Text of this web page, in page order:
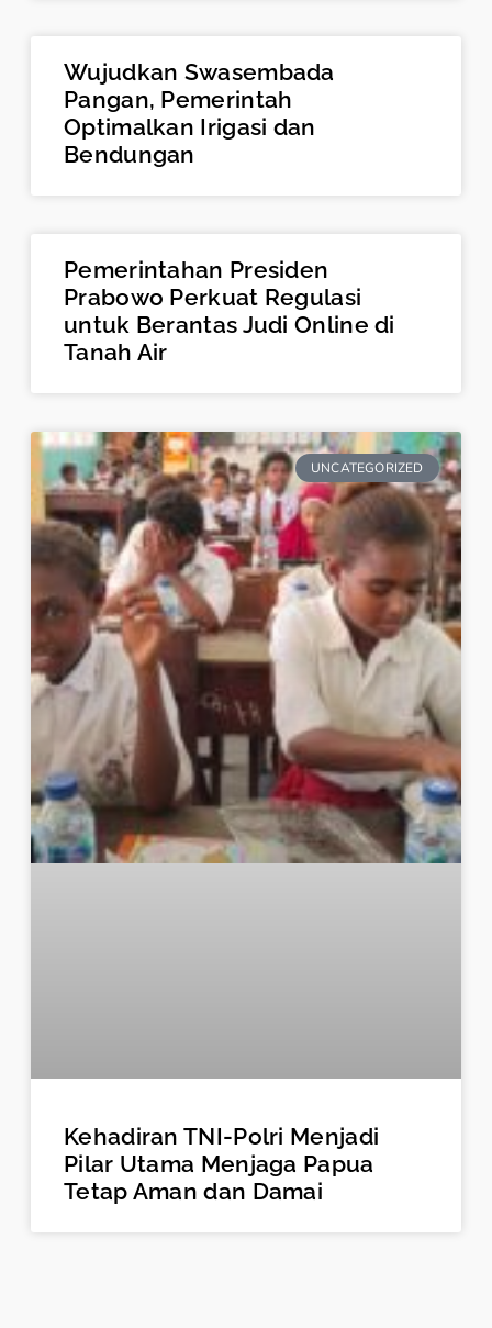
Wujudkan Swasembada
Pangan, Pemerintah
Optimalkan Irigasi dan
Bendungan
Pemerintahan Presiden
Prabowo Perkuat Regulasi
untuk Berantas Judi Online di
Tanah Air
UNCATEGORIZED
Kehadiran TNI-Polri Menjadi
Pilar Utama Menjaga Papua
Tetap Aman dan Damai